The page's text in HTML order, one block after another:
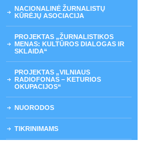
NACIONALINĖ ŽURNALISTŲ
KŪRĖJŲ ASOCIACIJA
PROJEKTAS „ŽURNALISTIKOS
MENAS: KULTŪROS DIALOGAS IR
SKLAIDA“
PROJEKTAS „VILNIAUS
RADIOFONAS – KETURIOS
OKUPACIJOS“
NUORODOS
TIKRINIMAMS